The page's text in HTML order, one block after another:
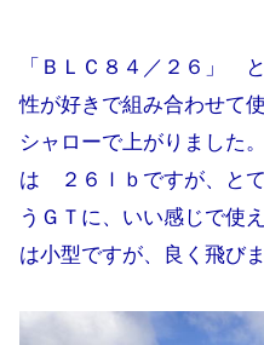
「ＢＬＣ８４／２６」
性が好きで組み合わせて
シャローで上がりました
は ２６ｌｂですが、と
うＧＴに、いい感じで使
は小型ですが、良く飛びま